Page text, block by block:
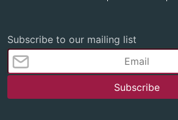
Subscribe to our mailing list